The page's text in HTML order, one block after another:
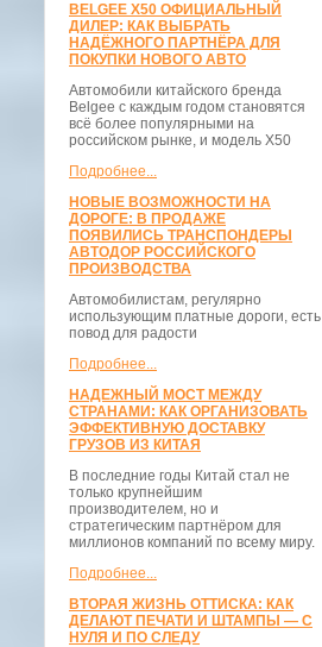
BELGEE X50 ОФИЦИАЛЬНЫЙ
ДИЛЕР: КАК ВЫБРАТЬ
НАДЁЖНОГО ПАРТНЁРА ДЛЯ
ПОКУПКИ НОВОГО АВТО
Автомобили китайского бренда
Belgee с каждым годом становятся
всё более популярными на
российском рынке, и модель X50
Подробнее...
НОВЫЕ ВОЗМОЖНОСТИ НА
ДОРОГЕ: В ПРОДАЖЕ
ПОЯВИЛИСЬ ТРАНСПОНДЕРЫ
АВТОДОР РОССИЙСКОГО
ПРОИЗВОДСТВА
Автомобилистам, регулярно
использующим платные дороги, есть
повод для радости
Подробнее...
НАДЕЖНЫЙ МОСТ МЕЖДУ
СТРАНАМИ: КАК ОРГАНИЗОВАТЬ
ЭФФЕКТИВНУЮ ДОСТАВКУ
ГРУЗОВ ИЗ КИТАЯ
В последние годы Китай стал не
только крупнейшим
производителем, но и
стратегическим партнёром для
миллионов компаний по всему миру.
Подробнее...
ВТОРАЯ ЖИЗНЬ ОТТИСКА: КАК
ДЕЛАЮТ ПЕЧАТИ И ШТАМПЫ — С
НУЛЯ И ПО СЛЕДУ